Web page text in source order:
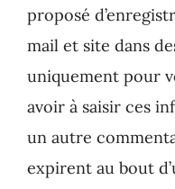
proposé
mail et site dans
uniquement pour
avoir à saisir ces
un autre
expirent au bout